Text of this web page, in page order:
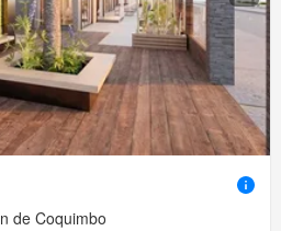
de Coquimbo